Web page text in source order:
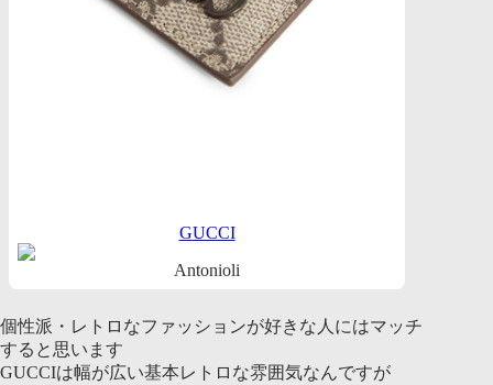
GUCCI
Antonioli
個性派・レトロなファッションが好きな人にはマッチ
すると思います
GUCCIは幅が広い基本レトロな雰囲気なんですが